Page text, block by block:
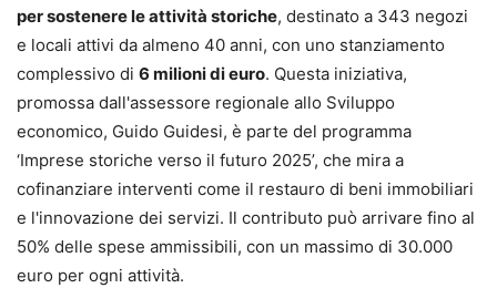
per sostenere le attività storiche, destinato a 343 negozi
e locali attivi da almeno 40 anni, con uno stanziamento
complessivo di 6 milioni di euro. Questa iniziativa,
promossa dall'assessore regionale allo Sviluppo
economico, Guido Guidesi, è parte del programma
‘Imprese storiche verso il futuro 2025’, che mira a
cofinanziare interventi come il restauro di beni immobiliari
e l'innovazione dei servizi. Il contributo può arrivare fino al
50% delle spese ammissibili, con un massimo di 30.000
euro per ogni attività.